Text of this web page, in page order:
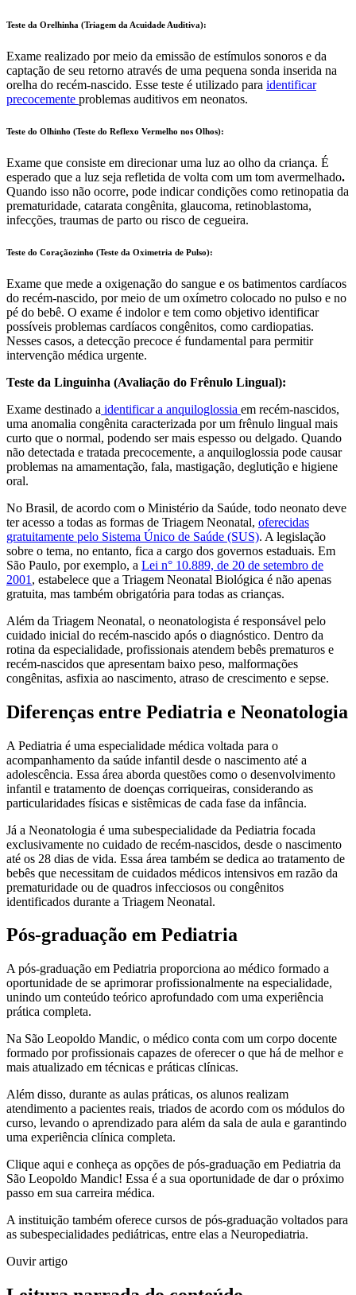
Teste da Orelhinha (Triagem da Acuidade Auditiva):
Exame realizado por meio da emissão de estímulos sonoros e da
captação de seu retorno através de uma pequena sonda inserida na
orelha do recém-nascido. Esse teste é utilizado para identificar
precocemente problemas auditivos em neonatos.
Teste do Olhinho (Teste do Reflexo Vermelho nos Olhos):
Exame que consiste em direcionar uma luz ao olho da criança. É
esperado que a luz seja refletida de volta com um tom avermelhado.
Quando isso não ocorre, pode indicar condições como retinopatia da
prematuridade, catarata congênita, glaucoma, retinoblastoma,
infecções, traumas de parto ou risco de cegueira.
Teste do Coraçãozinho (Teste da Oximetria de Pulso):
Exame que mede a oxigenação do sangue e os batimentos cardíacos
do recém-nascido, por meio de um oxímetro colocado no pulso e no
pé do bebê. O exame é indolor e tem como objetivo identificar
possíveis problemas cardíacos congênitos, como cardiopatias.
Nesses casos, a detecção precoce é fundamental para permitir
intervenção médica urgente.
Teste da Linguinha (Avaliação do Frênulo Lingual):
Exame destinado a identificar a anquiloglossia em recém-nascidos,
uma anomalia congênita caracterizada por um frênulo lingual mais
curto que o normal, podendo ser mais espesso ou delgado. Quando
não detectada e tratada precocemente, a anquiloglossia pode causar
problemas na amamentação, fala, mastigação, deglutição e higiene
oral.
No Brasil, de acordo com o Ministério da Saúde, todo neonato deve
ter acesso a todas as formas de Triagem Neonatal, oferecidas
gratuitamente pelo Sistema Único de Saúde (SUS). A legislação
sobre o tema, no entanto, fica a cargo dos governos estaduais. Em
São Paulo, por exemplo, a Lei n° 10.889, de 20 de setembro de
2001 , estabelece que a Triagem Neonatal Biológica é não apenas
gratuita, mas também obrigatória para todas as crianças.
Além da Triagem Neonatal, o neonatologista é responsável pelo
cuidado inicial do recém-nascido após o diagnóstico. Dentro da
rotina da especialidade, profissionais atendem bebês prematuros e
recém-nascidos que apresentam baixo peso, malformações
congênitas, asfixia ao nascimento, atraso de crescimento e sepse.
Diferenças entre Pediatria e Neonatologia
A Pediatria é uma especialidade médica voltada para o
acompanhamento da saúde infantil desde o nascimento até a
adolescência. Essa área aborda questões como o desenvolvimento
infantil e tratamento de doenças corriqueiras, considerando as
particularidades físicas e sistêmicas de cada fase da infância.
Já a Neonatologia é uma subespecialidade da Pediatria focada
exclusivamente no cuidado de recém-nascidos, desde o nascimento
até os 28 dias de vida. Essa área também se dedica ao tratamento de
bebês que necessitam de cuidados médicos intensivos em razão da
prematuridade ou de quadros infecciosos ou congênitos
identificados durante a Triagem Neonatal.
Pós-graduação em Pediatria
A pós-graduação em Pediatria proporciona ao médico formado a
oportunidade de se aprimorar profissionalmente na especialidade,
unindo um conteúdo teórico aprofundado com uma experiência
prática completa.
Na São Leopoldo Mandic, o médico conta com um corpo docente
formado por profissionais capazes de oferecer o que há de melhor e
mais atualizado em técnicas e práticas clínicas.
Além disso, durante as aulas práticas, os alunos realizam
atendimento a pacientes reais, triados de acordo com os módulos do
curso, levando o aprendizado para além da sala de aula e garantindo
uma experiência clínica completa.
Clique aqui e conheça as opções de pós-graduação em Pediatria da
São Leopoldo Mandic! Essa é a sua oportunidade de dar o próximo
passo em sua carreira médica.
A instituição também oferece cursos de pós-graduação voltados para
as subespecialidades pediátricas, entre elas a Neuropediatria.
Ouvir artigo